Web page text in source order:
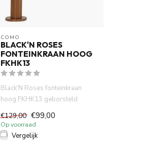
COMO
BLACK'N ROSES
FONTEINKRAAN HOOG
FKHK13
Black'N Roses fonteinkraan
hoog FKHK13 geborsteld
€129,00 €99,00
Op voorraad
Vergelijk